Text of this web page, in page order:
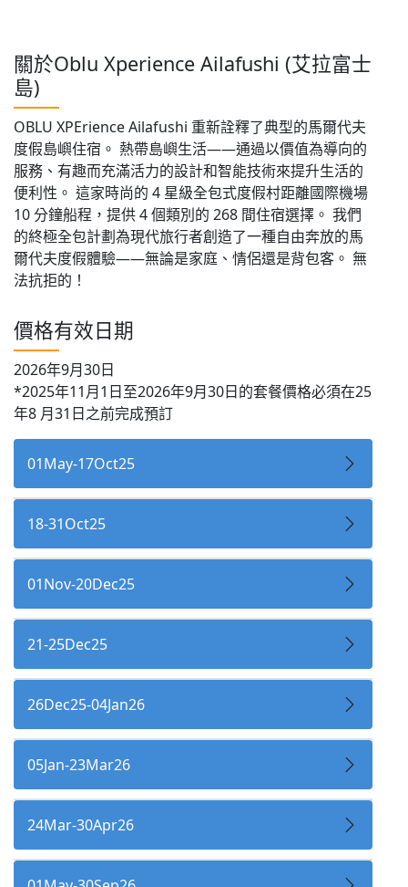
關於Oblu Xperience Ailafushi (艾拉富士
島)
OBLU XPErience Ailafushi 重新詮釋了典型的馬爾代夫
度假島嶼住宿。 熱帶島嶼生活——通過以價值為導向的
服務、有趣而充滿活力的設計和智能技術來提升生活的
便利性。 這家時尚的 4 星級全包式度假村距離國際機場
10 分鐘船程，提供 4 個類別的 268 間住宿選擇。 我們
的終極全包計劃為現代旅行者創造了一種自由奔放的馬
爾代夫度假體驗——無論是家庭、情侶還是背包客。 無
法抗拒的！
價格有效日期
2026年9月30日
*2025年11月1日至2026年9月30日的套餐價格必須在25
年8 月31日之前完成預訂
01May-17Oct25
18-31Oct25
01Nov-20Dec25
21-25Dec25
26Dec25-04Jan26
05Jan-23Mar26
24Mar-30Apr26